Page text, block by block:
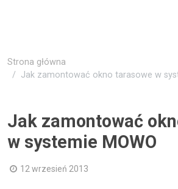
Strona główna
Jak zamontować okno tarasowe w
Jak zamontować
w systemie MOWO
12 wrzesień 2013